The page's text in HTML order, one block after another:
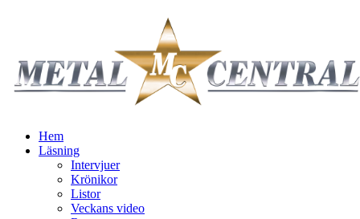
Hem
Läsning
Intervjuer
Krönikor
Listor
Veckans video